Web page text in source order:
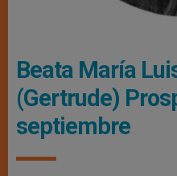
Beata María
(Gertrude)
septiembre